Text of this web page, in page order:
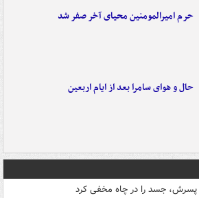
حرم امیرالمومنین محیای آخر صفر شد
حال و هوای سامرا بعد از ایام اربعین
جسد را در چاه مخفی کرد